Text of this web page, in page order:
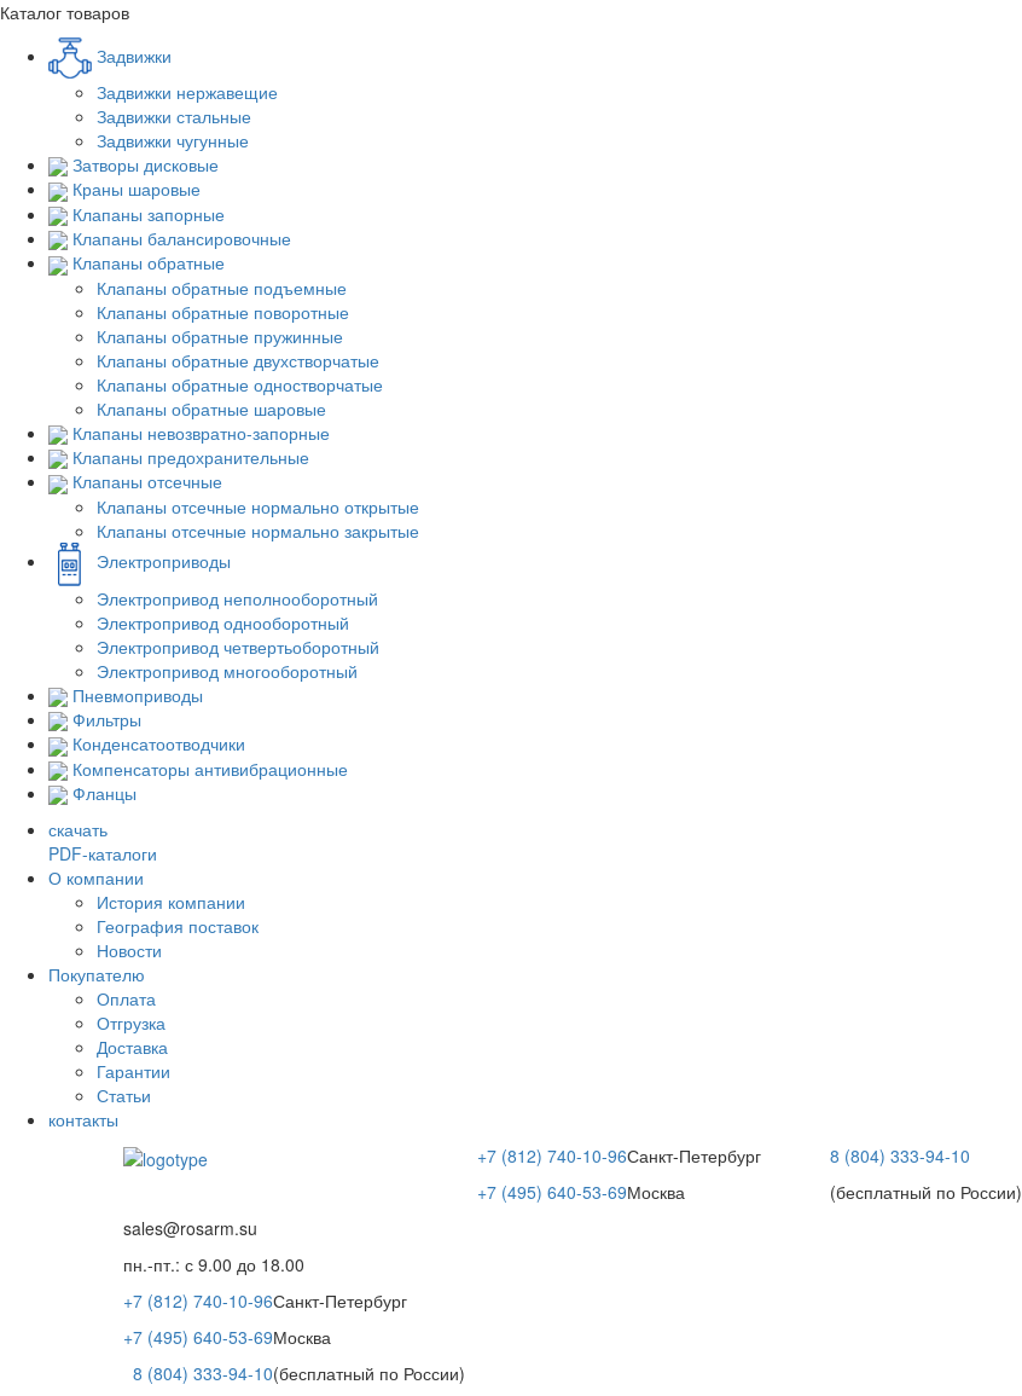
Каталог товаров
Задвижки
Задвижки нержавещие
Задвижки стальные
Задвижки чугунные
Затворы дисковые
Краны шаровые
Клапаны запорные
Клапаны балансировочные
Клапаны обратные
Клапаны обратные подъемные
Клапаны обратные поворотные
Клапаны обратные пружинные
Клапаны обратные двухстворчатые
Клапаны обратные одностворчатые
Клапаны обратные шаровые
Клапаны невозвратно-запорные
Клапаны предохранительные
Клапаны отсечные
Клапаны отсечные нормально открытые
Клапаны отсечные нормально закрытые
Электроприводы
Электропривод неполнооборотный
Электропривод однооборотный
Электропривод четвертьоборотный
Электропривод многооборотный
Пневмоприводы
Фильтры
Конденсатоотводчики
Компенсаторы антивибрационные
Фланцы
скачать
PDF-каталоги
О компании
История компании
География поставок
Новости
Покупателю
Оплата
Отгрузка
Доставка
Гарантии
Статьи
контакты
+7 (812) 740-10-96Санкт-Петербург
+7 (495) 640-53-69Москва
8 (804) 333-94-10
(бесплатный по России)
sales@rosarm.su
пн.-пт.: с 9.00 до 18.00
+7 (812) 740-10-96Санкт-Петербург
+7 (495) 640-53-69Москва
8 (804) 333-94-10(бесплатный по России)